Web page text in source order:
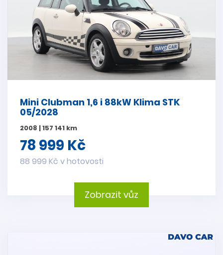
Mini Clubman 1,6 i 88kW Klima STK
05/2028
2008 | 157 141 km
78 999 Kč
88 999 Kč v hotovosti
Zobrazit vůz